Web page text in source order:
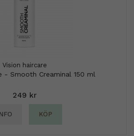
Vision haircare
- Smooth Creaminal 150 ml
249 kr
KÖP